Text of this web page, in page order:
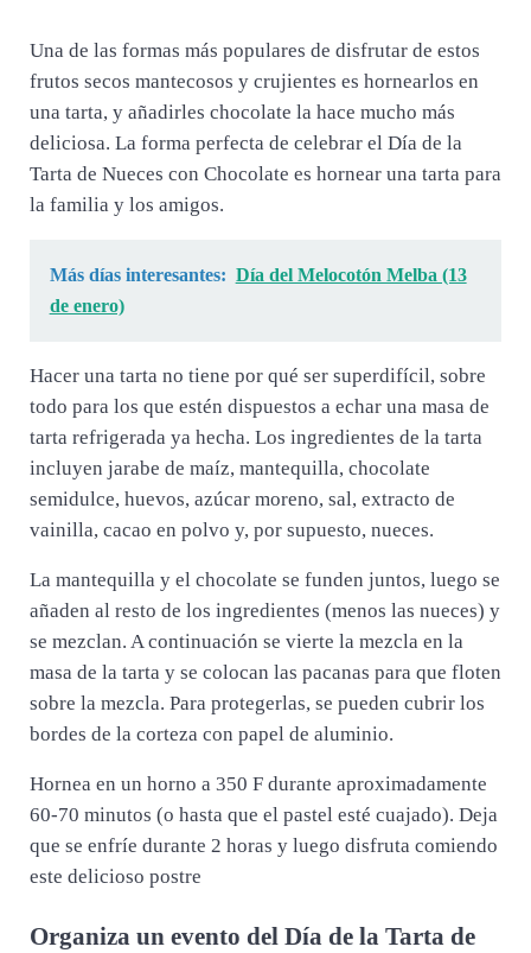
Una de las formas más populares de disfrutar de estos
frutos secos mantecosos y crujientes es hornearlos en
una tarta, y añadirles chocolate la hace mucho más
deliciosa. La forma perfecta de celebrar el Día de la
Tarta de Nueces con Chocolate es hornear una tarta para
la familia y los amigos.
Más días interesantes: Día del Melocotón Melba (13
de enero)
Hacer una tarta no tiene por qué ser superdifícil, sobre
todo para los que estén dispuestos a echar una masa de
tarta refrigerada ya hecha. Los ingredientes de la tarta
incluyen jarabe de maíz, mantequilla, chocolate
semidulce, huevos, azúcar moreno, sal, extracto de
vainilla, cacao en polvo y, por supuesto, nueces.
La mantequilla y el chocolate se funden juntos, luego se
añaden al resto de los ingredientes (menos las nueces) y
se mezclan. A continuación se vierte la mezcla en la
masa de la tarta y se colocan las pacanas para que floten
sobre la mezcla. Para protegerlas, se pueden cubrir los
bordes de la corteza con papel de aluminio.
Hornea en un horno a 350 F durante aproximadamente
60-70 minutos (o hasta que el pastel esté cuajado). Deja
que se enfríe durante 2 horas y luego disfruta comiendo
este delicioso postre
Organiza un evento del Día de la Tarta de